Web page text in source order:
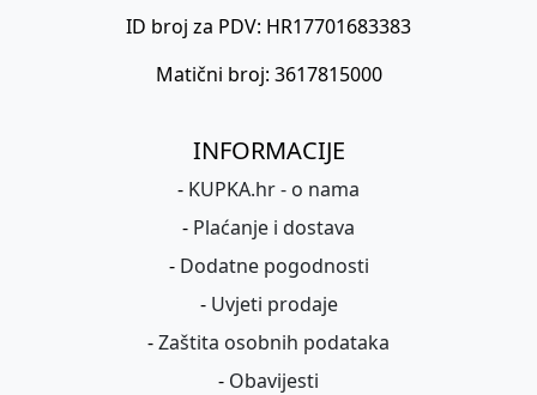
ID broj za PDV: HR17701683383
Matični broj: 3617815000
INFORMACIJE
- KUPKA.hr - o nama
- Plaćanje i dostava
- Dodatne pogodnosti
- Uvjeti prodaje
-Zaštita osobnih podataka
- Obavijesti